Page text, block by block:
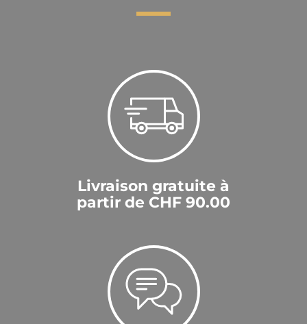
Livraison gratuite à
partir de CHF 90.00